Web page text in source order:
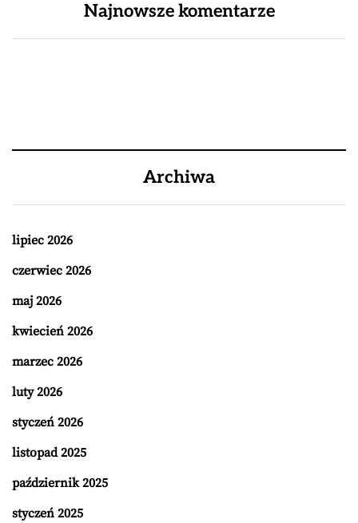
Najnowsze komentarze
Archiwa
lipiec 2026
czerwiec 2026
maj 2026
kwiecień 2026
marzec 2026
luty 2026
styczeń 2026
listopad 2025
październik 2025
styczeń 2025